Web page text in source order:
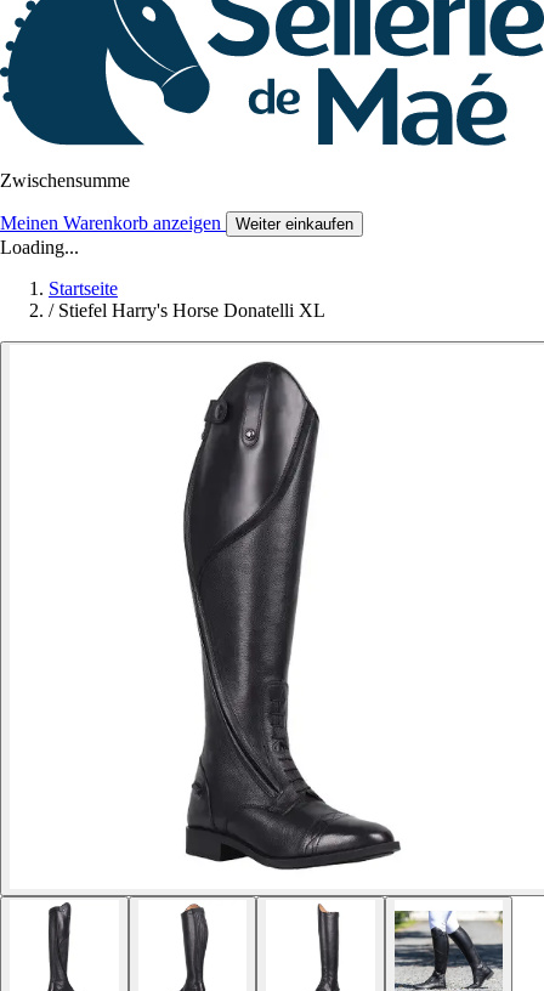
Zwischensumme
Meinen Warenkorb anzeigen Weiter einkaufen
Loading...
Startseite
/ Stiefel Harry's Horse Donatelli XL